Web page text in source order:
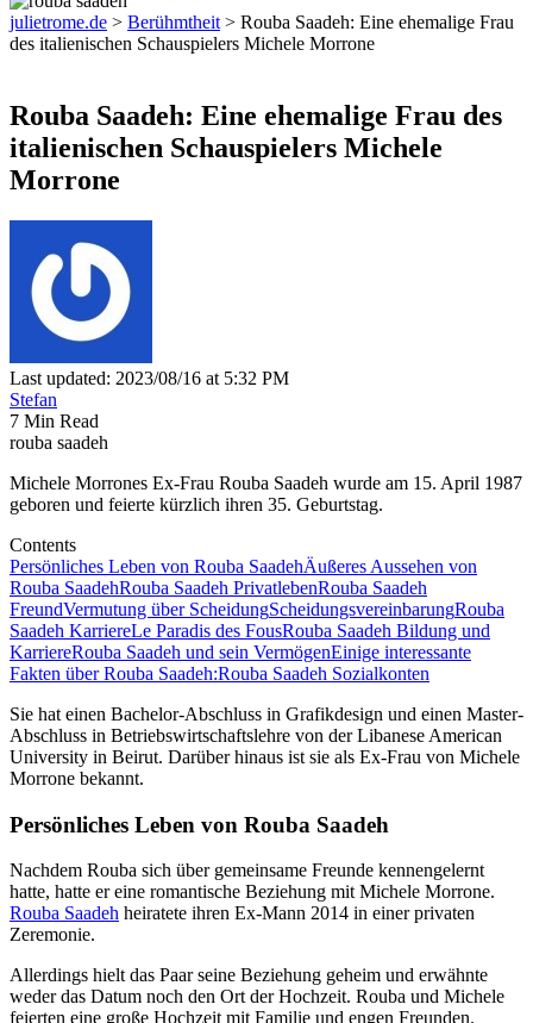
julietrome.de > Berühmtheit > Rouba Saadeh: Eine ehemalige Frau
des italienischen Schauspielers Michele Morrone
Rouba Saadeh: Eine ehemalige Frau des
italienischen Schauspielers Michele
Morrone
Last updated: 2023/08/16 at 5:32 PM
Stefan
7 Min Read
rouba saadeh
Michele Morrones Ex-Frau Rouba Saadeh wurde am 15. April 1987
geboren und feierte kürzlich ihren 35. Geburtstag.
Contents
Persönliches Leben von Rouba SaadehÄußeres Aussehen von
Rouba SaadehRouba Saadeh PrivatlebenRouba Saadeh
FreundVermutung über ScheidungScheidungsvereinbarungRouba
Saadeh KarriereLe Paradis des FousRouba Saadeh Bildung und
KarriereRouba Saadeh und sein VermögenEinige interessante
Fakten über Rouba Saadeh:Rouba Saadeh Sozialkonten
Sie hat einen Bachelor-Abschluss in Grafikdesign und einen Master-
Abschluss in Betriebswirtschaftslehre von der Libanese American
University in Beirut. Darüber hinaus ist sie als Ex-Frau von Michele
Morrone bekannt.
Persönliches Leben von Rouba Saadeh
Nachdem Rouba sich über gemeinsame Freunde kennengelernt
hatte, hatte er eine romantische Beziehung mit Michele Morrone.
Rouba Saadeh heiratete ihren Ex-Mann 2014 in einer privaten
Zeremonie.
Allerdings hielt das Paar seine Beziehung geheim und erwähnte
weder das Datum noch den Ort der Hochzeit. Rouba und Michele
feierten eine große Hochzeit mit Familie und engen Freunden.